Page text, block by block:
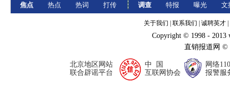
焦点
热点
热词
打传
调查
特报
曝光
文
关于我们 联系我们 诚聘英才
Copyright © 1998 - 2013
直销报道网
北京地区网站
联合辟谣平台
中 国
互联网协会
网络110
报警服